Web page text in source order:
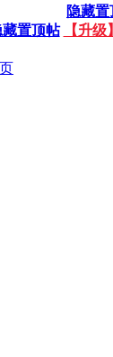
隐藏置
藏置顶帖
【升